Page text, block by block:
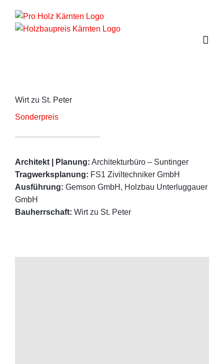
Inhalt
springen
Wirt zu St. Peter
Sonderpreis
Architekt | Planung: Architekturbüro – Suntinger
Tragwerksplanung: FS1 Ziviltechniker GmbH
Ausführung: Gemson GmbH, Holzbau Unterluggauer
GmbH
Bauherrschaft: Wirt zu St. Peter